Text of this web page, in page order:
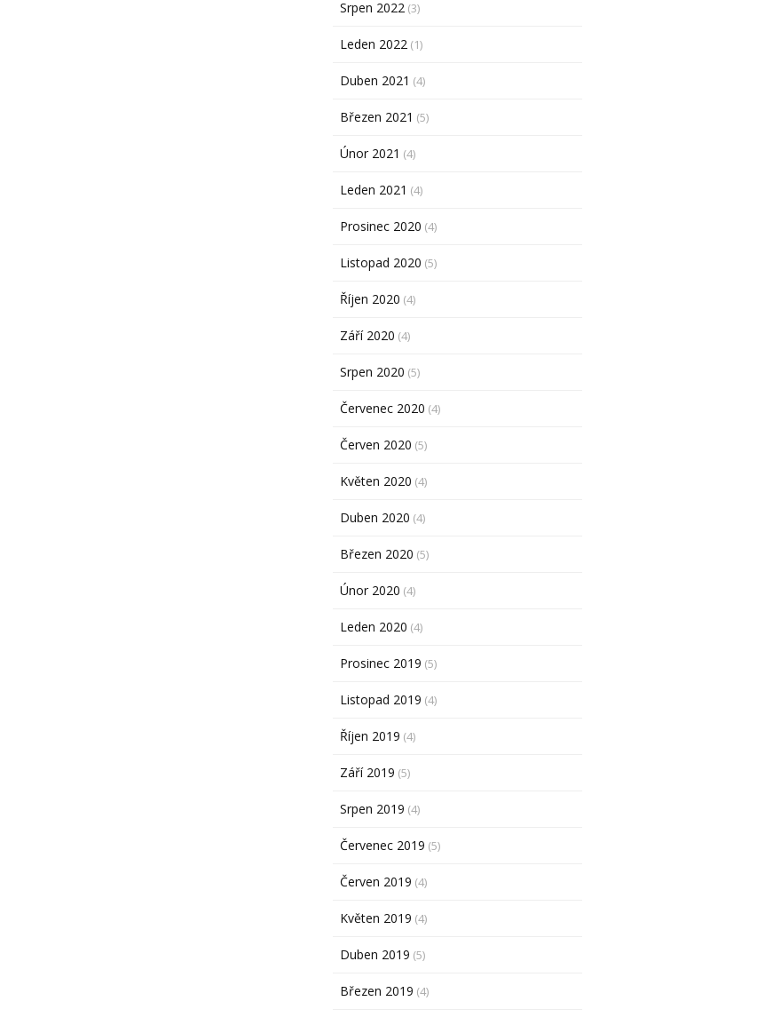
Srpen 2022 (3)
Leden 2022 (1)
Duben 2021 (4)
Březen 2021 (5)
Únor 2021 (4)
Leden 2021 (4)
Prosinec 2020 (4)
Listopad 2020 (5)
Říjen 2020 (4)
Září 2020 (4)
Srpen 2020 (5)
Červenec 2020 (4)
Červen 2020 (5)
Květen 2020 (4)
Duben 2020 (4)
Březen 2020 (5)
Únor 2020 (4)
Leden 2020 (4)
Prosinec 2019 (5)
Listopad 2019 (4)
Říjen 2019 (4)
Září 2019 (5)
Srpen 2019 (4)
Červenec 2019 (5)
Červen 2019 (4)
Květen 2019 (4)
Duben 2019 (5)
Březen 2019 (4)